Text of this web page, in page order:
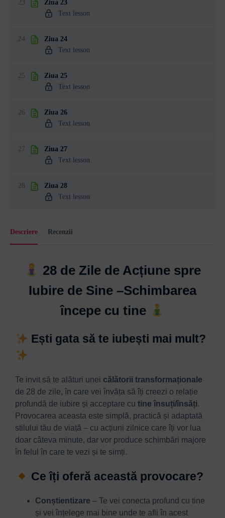
Descriere Recenzii
28 de Zile de Acțiune spre
Iubire de Sine –Schimbarea
începe cu tine
Ești gata să te iubești mai mult?
Te invit să te alături unei călătorii transformaționale
de 28 de zile, în care vei învăța să îți creezi o relație
profundă de iubire și acceptare cu tine însuți/însăți.
Provocarea aceasta este simplă, practică și adaptată
stilului tău de viață – cu acțiuni zilnice care îți vor lua
doar câteva minute, dar vor produce schimbări majore
în felul în care te vezi și te simți.
Ce îți oferă această provocare?
Conștientizare – Te vei conecta profund cu tine
și vei înțelege mai bine unde te afli în acest
23
Ziua 23
Text lesson
24
Ziua 24
Text lesson
25
Ziua 25
Text lesson
26
Ziua 26
Text lesson
27
Ziua 27
Text lesson
28
Ziua 28
Text lesson